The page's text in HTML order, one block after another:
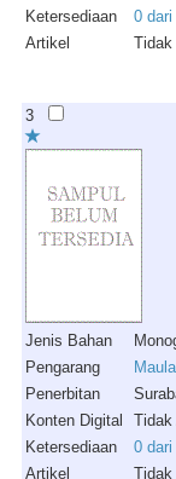
Ketersediaan
0
Artikel
Tidak
3
Jenis Bahan
Pengarang
Penerbitan
Konten Digital
Tidak
Ketersediaan
0
Artikel
Tidak